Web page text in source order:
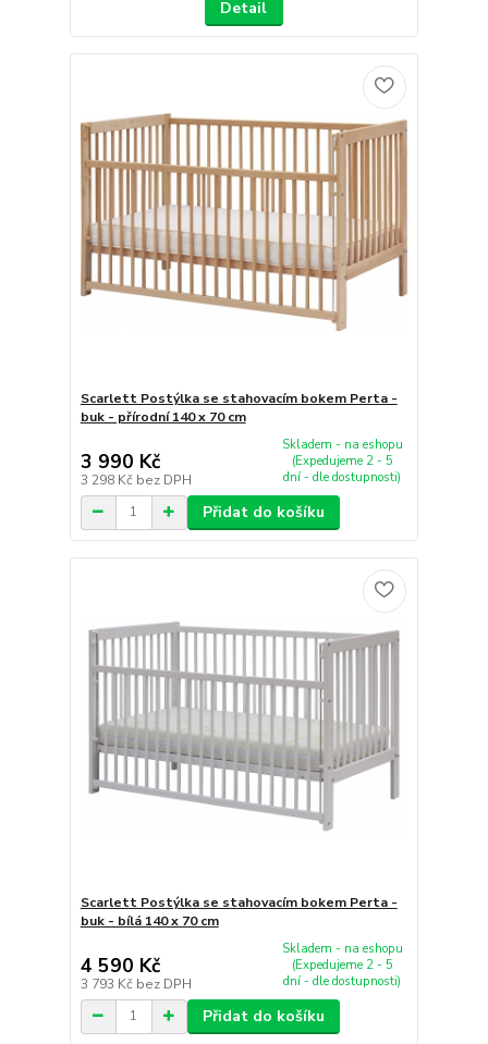
Detail
Scarlett Postýlka se stahovacím bokem Perta -
buk - přírodní 140 x 70 cm
3 990 Kč
3 298 Kč bez DPH
Skladem - na eshopu
(Expedujeme 2 - 5
dní - dle dostupnosti)
Přidat do košíku
Scarlett Postýlka se stahovacím bokem Perta -
buk - bílá 140 x 70 cm
4 590 Kč
3 793 Kč bez DPH
Skladem - na eshopu
(Expedujeme 2 - 5
dní - dle dostupnosti)
Přidat do košíku